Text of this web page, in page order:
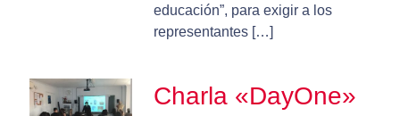
educación”, para exigir a los
representantes […]
Charla «DayOne»